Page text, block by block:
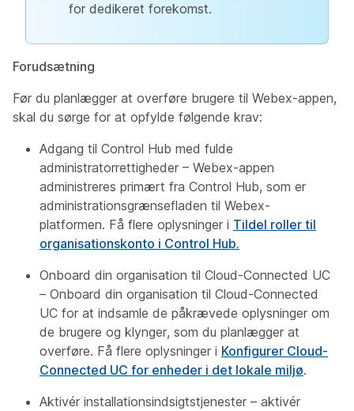
for dedikeret forekomst.
Forudsætning
Før du planlægger at overføre brugere til Webex-appen,
skal du sørge for at opfylde følgende krav:
Adgang til Control Hub med fulde
administratorrettigheder – Webex-appen
administreres primært fra Control Hub, som er
administrationsgrænsefladen til Webex-
platformen. Få flere oplysninger i Tildel roller til
organisationskonto i Control Hub.
Onboard din organisation til Cloud-Connected UC
– Onboard din organisation til Cloud-Connected
UC for at indsamle de påkrævede oplysninger om
de brugere og klynger, som du planlægger at
overføre. Få flere oplysninger i Konfigurer Cloud-
Connected UC for enheder i det lokale miljø.
Aktivér installationsindsigtstjenester – aktivér